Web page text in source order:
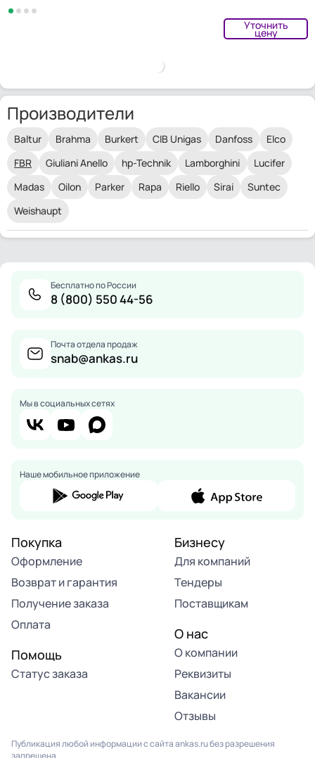
Уточнить
цену
Производители
Baltur Brahma Burkert CIB Unigas Danfoss
Elco
FBR
Giuliani Anello hp-Technik Lamborghini
Lucifer
Madas
Oilon Parker Rapa Riello Sirai
Suntec
Weishaupt
Бесплатно по России
8 (800) 550 44-56
Почта отдела продаж
snab@ankas.ru
Мы в социальных сетях
Наше мобильное приложение
Покупка
Оформление
Возврат и гарантия
Получение заказа
Оплата
Помощь
Статус заказа
Бизнесу
Для компаний
Тендеры
Поставщикам
О нас
О компании
Реквизиты
Вакансии
Отзывы
Публикация любой информации с сайта ankas.ru без разрешения
запрещена.